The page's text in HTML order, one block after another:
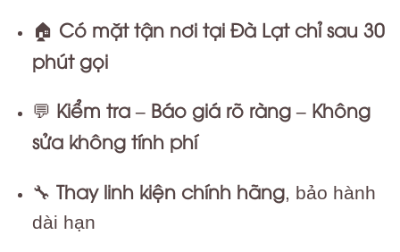
🏠 Có mặt tận nơi tại Đà Lạt chỉ sau 30
phút gọi
💬 Kiểm tra – Báo giá rõ ràng – Không
sửa không tính phí
🔧 Thay linh kiện chính hãng, bảo hành
dài hạn